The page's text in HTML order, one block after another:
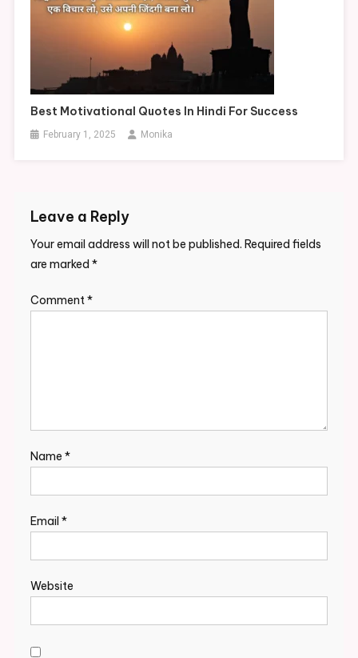
Best Motivational Quotes In Hindi For Success
February 1, 2025 Monika
Leave a Reply
Your email address will not be published. Required fields
are marked *
Comment*
Name *
Email *
Website